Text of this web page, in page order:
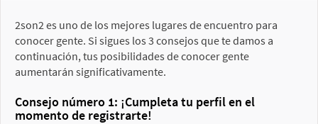
2son2 es uno de los mejores lugares de encuentro para
conocer gente. Si sigues los 3 consejos que te damos a
continuación, tus posibilidades de conocer gente
aumentarán significativamente.
Consejo número 1: ¡Cumpleta tu perfil en el
momento de registrarte!